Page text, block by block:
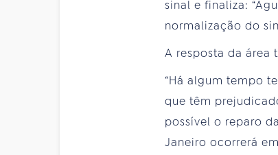
sinal e finaliza:
normalização do
A resposta da área
“Há algum tempo
que têm
possível o reparo
Janeiro ocorrerá